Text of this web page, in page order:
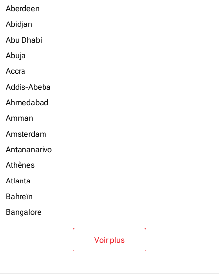
Aberdeen
Abidjan
Abu Dhabi
Abuja
Accra
Addis-Abeba
Ahmedabad
Amman
Amsterdam
Antananarivo
Athènes
Atlanta
Bahreïn
Bangalore
Voir plus